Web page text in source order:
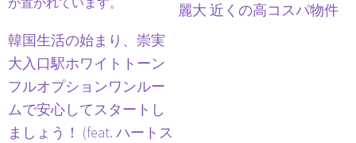
韓国生活の始まり、崇実
大入口駅ホワイトトーン
フルオプションワンルー
ムで安心してスタートし
ましょう！ (feat. ハートス
麗大 近くの高コスパ物件